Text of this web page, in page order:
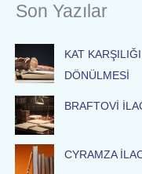
c
h
f
o
r
:
Son Yazılar
KAT
DÖNÜLMESİ
BRAFTOVİ
CYRAMZA